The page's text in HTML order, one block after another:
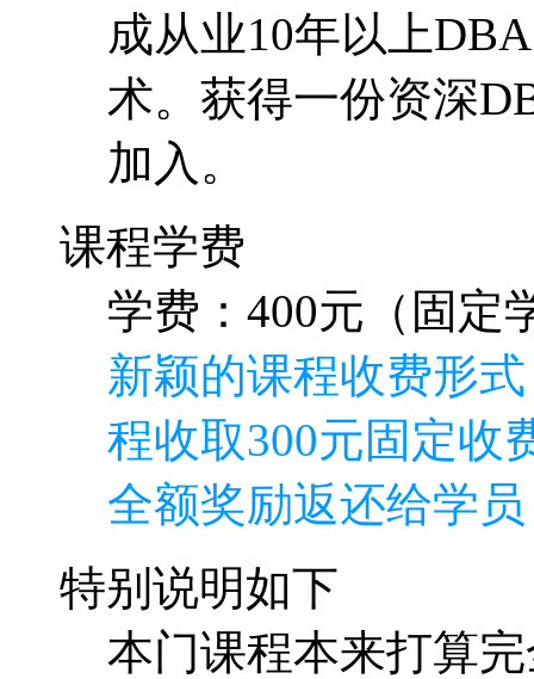
成从业10年以上
术。获得一份资深
加入。
课程学费
学费：400元（固定
新颖的课程收费形
程收取300元固定收
全额奖励返还给学
特别说明如下
本门课程本来打算